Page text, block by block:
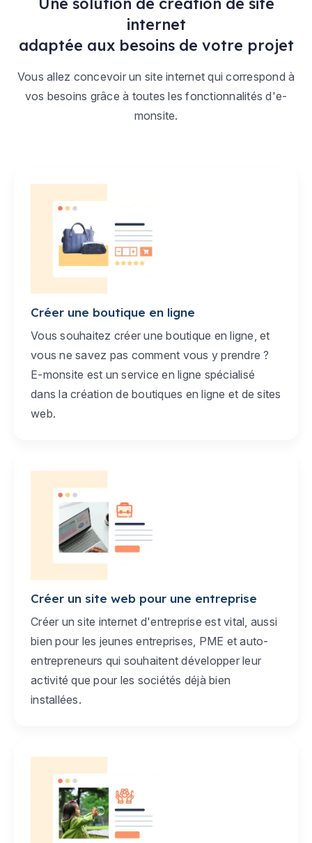
internet
adaptée aux besoins de votre projet
Vous allez concevoir un site internet qui correspond à
vos besoins grâce à toutes les fonctionnalités d'e-
monsite.
Créer une boutique en ligne
Vous souhaitez créer une boutique en ligne, et
vous ne savez pas comment vous y prendre ?
E-monsite est un service en ligne spécialisé
dans la création de boutiques en ligne et de sites
web.
Créer un site web pour une entreprise
Créer un site internet d'entreprise est vital, aussi
bien pour les jeunes entreprises, PME et auto-
entrepreneurs qui souhaitent développer leur
activité que pour les sociétés déjà bien
installées.